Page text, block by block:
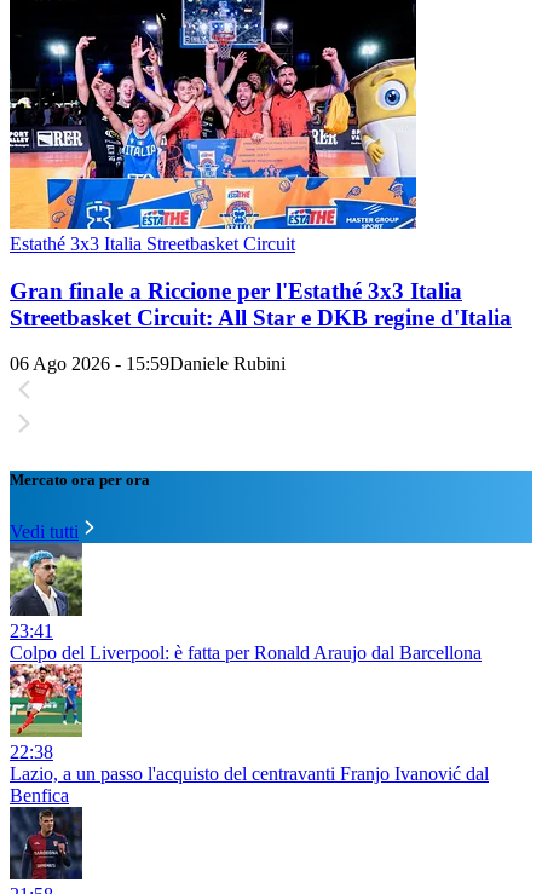
Estathé 3x3 Italia Streetbasket Circuit
Gran finale a Riccione per l'Estathé 3x3 Italia
Streetbasket Circuit: All Star e DKB regine d'Italia
06 Ago 2026 - 15:59Daniele Rubini
Mercato ora per ora
Vedi tutti
23:41
Colpo del Liverpool: è fatta per Ronald Araujo dal Barcellona
22:38
Lazio, a un passo l'acquisto del centravanti Franjo Ivanović dal
Benfica